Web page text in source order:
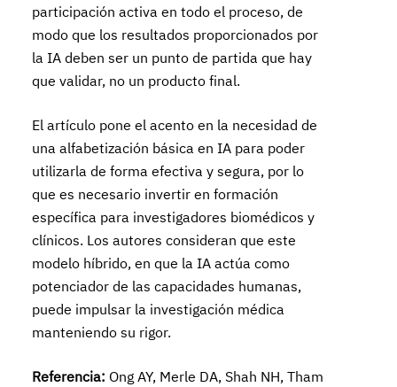
participación activa en todo el proceso, de
modo que los resultados proporcionados por
la IA deben ser un punto de partida que hay
que validar, no un producto final.
El artículo pone el acento en la necesidad de
una alfabetización básica en IA para poder
utilizarla de forma efectiva y segura, por lo
que es necesario invertir en formación
específica para investigadores biomédicos y
clínicos. Los autores consideran que este
modelo híbrido, en que la IA actúa como
potenciador de las capacidades humanas,
puede impulsar la investigación médica
manteniendo su rigor.
Referencia: Ong AY, Merle DA, Shah NH, Tham